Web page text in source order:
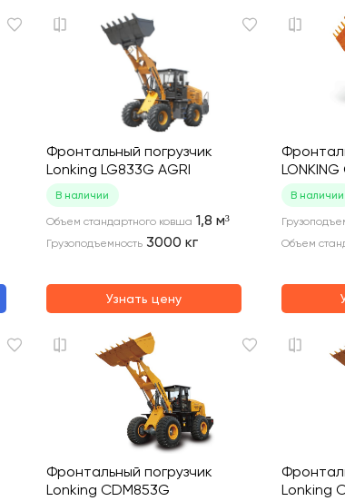
Фронтальный погрузчик
Lonking LG833G AGRI
В наличии
Объем стандартного ковша 1,8 м³
Грузоподъемность 3000 кг
Узнать цену
В наличии
Объем
Фронтальный погрузчик
Lonking CDM853G
Lonking